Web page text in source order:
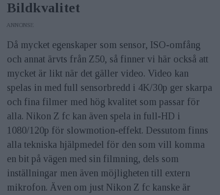
Bildkvalitet
ANNONS
Då mycket egenskaper som sensor, ISO-omfång
och annat ärvts från Z50, så finner vi här också att
mycket är likt när det gäller video. Video kan
spelas in med full sensorbredd i 4K/30p ger skarpa
och fina filmer med hög kvalitet som passar för
alla. Nikon Z fc kan även spela in full-HD i
1080/120p för slowmotion-effekt. Dessutom finns
alla tekniska hjälpmedel för den som vill komma
en bit på vägen med sin filmning, dels som
inställningar men även möjligheten till extern
mikrofon. Även om just Nikon Z fc kanske är